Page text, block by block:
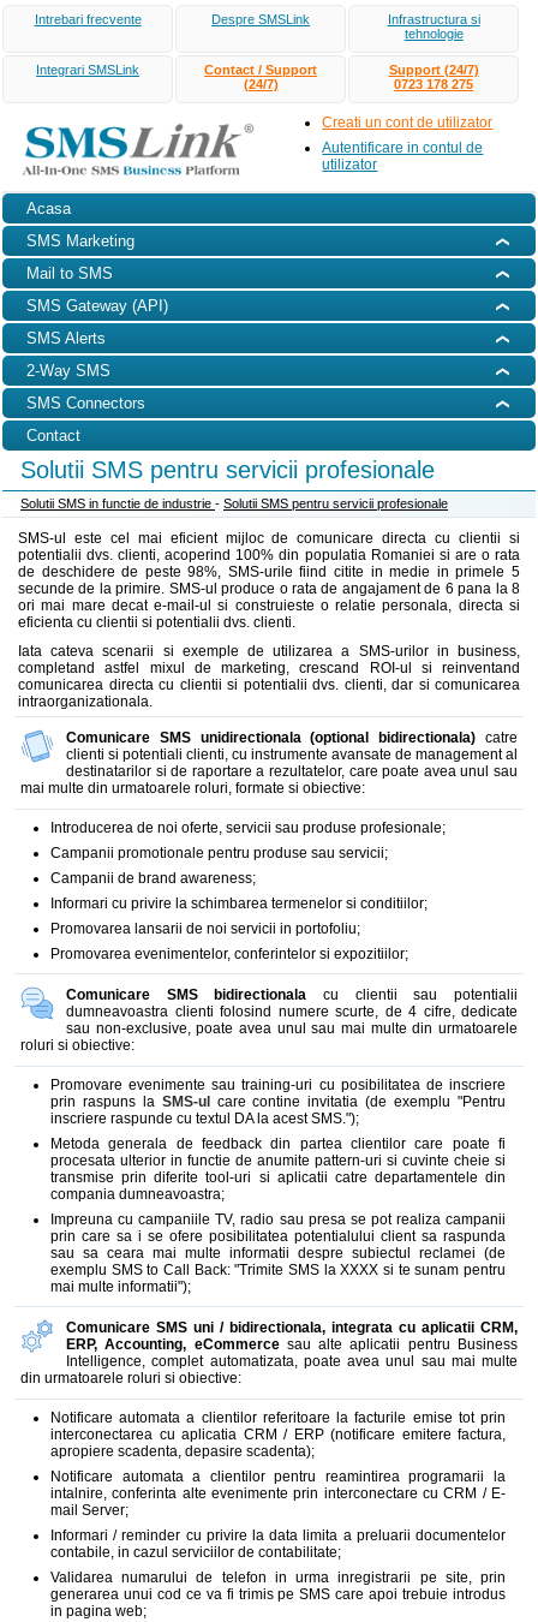
Intrebari frecvente Despre SMSLink
Infrastructura si
tehnologie
Integrari SMSLink
Contact / Support
(24/7)
Support (24/7)
0723 178 275
Creati un cont de utilizator
Autentificare in contul de
utilizator
Acasa
SMS Marketing
Mail to SMS
SMS Gateway (API)
SMS Alerts
2-Way SMS
SMS Connectors
Contact
Solutii SMS pentru servicii profesionale
Solutii SMS in functie de industrie - Solutii SMS pentru servicii profesionale
SMS-ul este cel mai eficient mijloc de comunicare directa cu clientii si
potentialii dvs. clienti, acoperind 100% din populatia Romaniei si are o rata
de deschidere de peste 98%, SMS-urile fiind citite in medie in primele 5
secunde de la primire. SMS-ul produce o rata de angajament de 6 pana la 8
ori mai mare decat e-mail-ul si construieste o relatie personala, directa si
eficienta cu clientii si potentialii dvs. clienti.
Iata cateva scenarii si exemple de utilizarea a SMS-urilor in business,
completand astfel mixul de marketing, crescand ROI-ul si reinventand
comunicarea directa cu clientii si potentialii dvs. clienti, dar si comunicarea
intraorganizationala.
Comunicare SMS unidirectionala (optional bidirectionala) catre
clienti si potentiali clienti, cu instrumente avansate de management al
destinatarilor si de raportare a rezultatelor, care poate avea unul sau
mai multe din urmatoarele roluri, formate si obiective:
Introducerea de noi oferte, servicii sau produse profesionale;
Campanii promotionale pentru produse sau servicii;
Campanii de brand awareness;
Informari cu privire la schimbarea termenelor si conditiilor;
Promovarea lansarii de noi servicii in portofoliu;
Promovarea evenimentelor, conferintelor si expozitiilor;
Comunicare SMS bidirectionala cu clientii sau potentialii
dumneavoastra clienti folosind numere scurte, de 4 cifre, dedicate
sau non-exclusive, poate avea unul sau mai multe din urmatoarele
roluri si obiective:
Promovare evenimente sau training-uri cu posibilitatea de inscriere
prin raspuns la SMS-ul
care contine invitatia (de exemplu "Pentru
inscriere raspunde cu textul DA la acest SMS.");
Metoda generala de feedback din partea clientilor care poate fi
procesata ulterior in functie de anumite pattern-uri si cuvinte cheie si
transmise prin diferite tool-uri si aplicatii catre departamentele din
compania dumneavoastra;
Impreuna cu campaniile TV, radio sau presa se pot realiza campanii
prin care sa i se ofere posibilitatea potentialului client sa raspunda
sau sa ceara mai multe informatii despre subiectul reclamei (de
exemplu SMS to Call Back: "Trimite SMS la XXXX si te sunam pentru
mai multe informatii");
Comunicare SMS uni / bidirectionala, integrata cu aplicatii CRM,
ERP, Accounting, eCommercesau alte aplicatii pentru Business
Intelligence, complet automatizata, poate avea unul sau mai multe
din urmatoarele roluri si obiective:
Notificare automata a clientilor referitoare la facturile emise tot prin
interconectarea cu aplicatia CRM / ERP (notificare emitere factura,
apropiere scadenta, depasire scadenta);
Notificare automata a clientilor pentru reamintirea programarii la
intalnire, conferinta alte evenimente prin interconectare cu CRM / E-
mail Server;
Informari / reminder cu privire la data limita a preluarii documentelor
contabile, in cazul serviciilor de contabilitate;
Validarea numarului de telefon in urma inregistrarii pe site, prin
generarea unui cod ce va fi trimis pe SMS care apoi trebuie introdus
in pagina web;